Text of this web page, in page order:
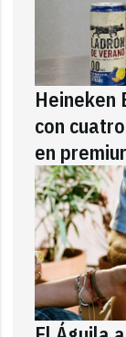
Heineken
con
en